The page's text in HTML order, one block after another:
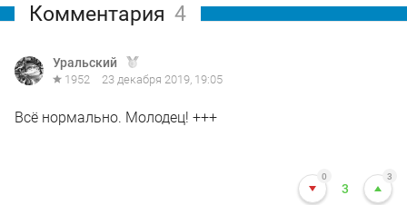
Комментария 4
Уральский
1952 23 декабря 2019, 19:05
Всё нормально. Молодец! +++
0
3
3